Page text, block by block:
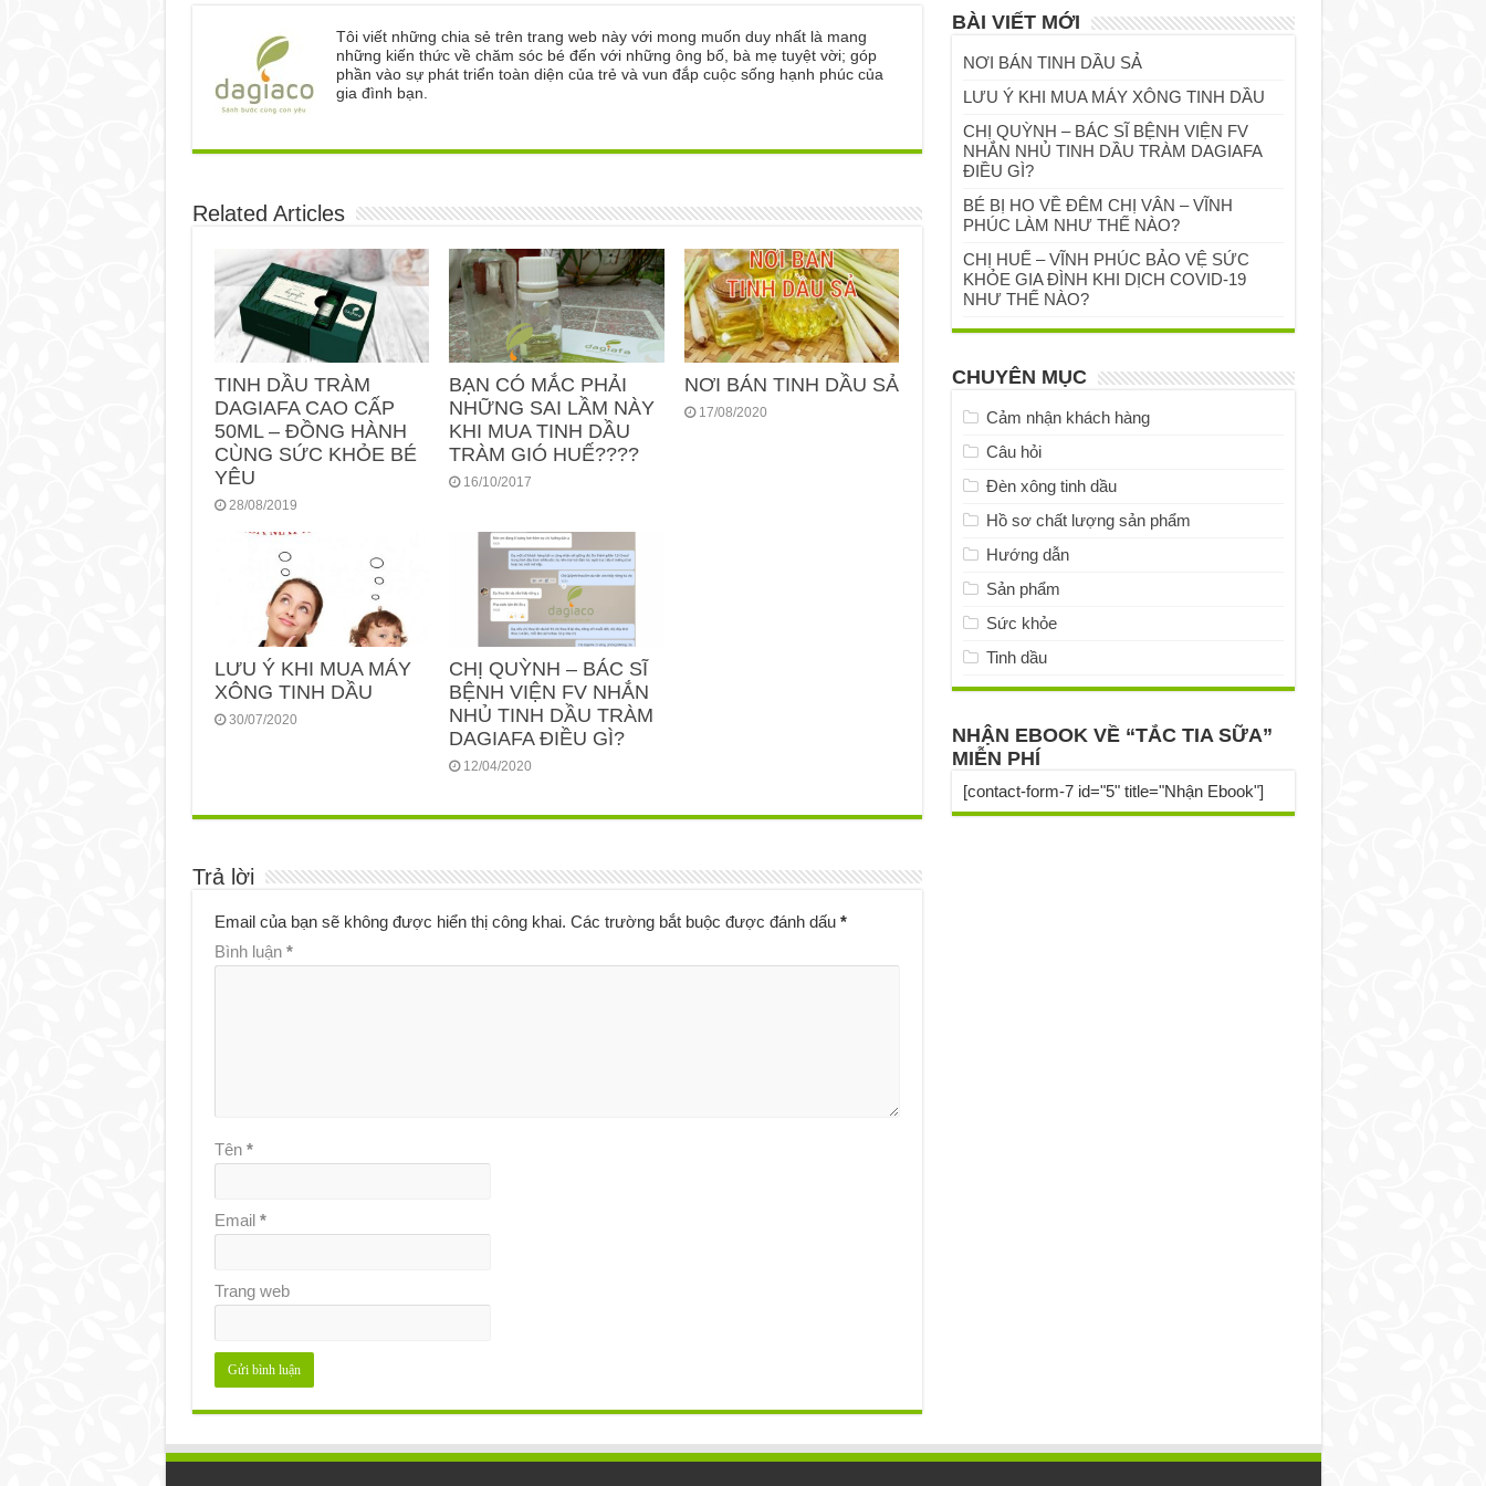
Tôi viết những chia sẻ trên trang web này với mong muốn duy nhất là mang
những kiến thức về chăm sóc bé đến với những ông bố, bà mẹ tuyệt vời; góp
phần vào sự phát triển toàn diện của trẻ và vun đắp cuộc sống hạnh phúc của
gia đình bạn.
Related Articles
TINH DẦU TRÀM
DAGIAFA CAO CẤP
50ML – ĐỒNG HÀNH
CÙNG SỨC KHỎE BÉ
YÊU
28/08/2019
BẠN CÓ MẮC PHẢI
NHỮNG SAI LẦM NÀY
KHI MUA TINH DẦU
TRÀM GIÓ HUẾ????
16/10/2017
NƠI BÁN TINH DẦU SẢ
17/08/2020
LƯU Ý KHI MUA MÁY
XÔNG TINH DẦU
30/07/2020
CHỊ QUỲNH – BÁC SĨ
BỆNH VIỆN FV NHẮN
NHỦ TINH DẦU TRÀM
DAGIAFA ĐIỀU GÌ?
12/04/2020
Trả lời
Email của bạn sẽ không được hiển thị công khai. Các trường bắt buộc được đánh dấu *
Bình luận *
Tên *
Email *
Trang web
BÀI VIẾT MỚI
NƠI BÁN TINH DẦU SẢ
LƯU Ý KHI MUA MÁY XÔNG TINH DẦU
CHỊ QUỲNH – BÁC SĨ BỆNH VIỆN FV
NHẮN NHỦ TINH DẦU TRÀM DAGIAFA
ĐIỀU GÌ?
BÉ BỊ HO VỀ ĐÊM CHỊ VÂN – VĨNH
PHÚC LÀM NHƯ THẾ NÀO?
CHỊ HUẾ – VĨNH PHÚC BẢO VỆ SỨC
KHỎE GIA ĐÌNH KHI DỊCH COVID-19
NHƯ THẾ NÀO?
CHUYÊN MỤC
Cảm nhận khách hàng
Câu hỏi
Đèn xông tinh dầu
Hồ sơ chất lượng sản phẩm
Hướng dẫn
Sản phẩm
Sức khỏe
Tinh dầu
NHẬN EBOOK VỀ “TẮC TIA SỮA”
MIỄN PHÍ
[contact-form-7 id="5" title="Nhận Ebook"]